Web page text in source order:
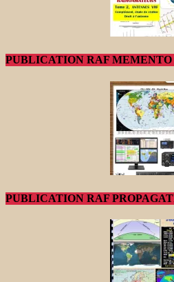
PUBLICATION RAF
PUBLICATION RAF